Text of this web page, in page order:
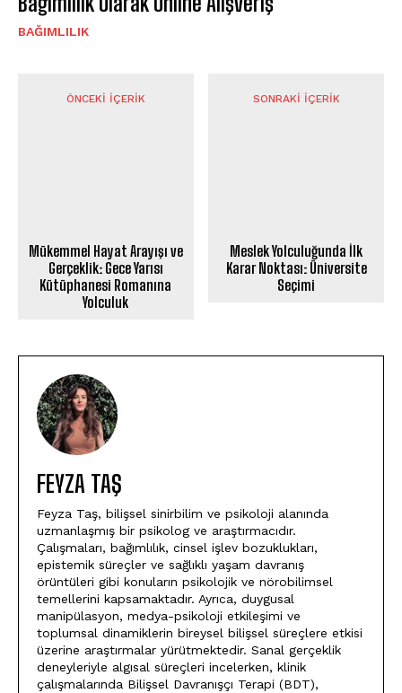
BAĞIMLILIK
ÖNCEKI İÇERIK
Mükemmel Hayat Arayışı ve
Gerçeklik: Gece Yarısı
Kütüphanesi Romanına
Yolculuk
SONRAKI İÇERIK
Meslek Yolculuğunda İlk
Karar Noktası: Üniversite
Seçimi
FEYZA TAŞ
Feyza Taş, bilişsel sinirbilim ve psikoloji alanında
uzmanlaşmış bir psikolog ve araştırmacıdır.
Çalışmaları, bağımlılık, cinsel işlev bozuklukları,
epistemik süreçler ve sağlıklı yaşam davranış
örüntüleri gibi konuların psikolojik ve nörobilimsel
temellerini kapsamaktadır. Ayrıca, duygusal
manipülasyon, medya-psikoloji etkileşimi ve
toplumsal dinamiklerin bireysel bilişsel süreçlere etkisi
üzerine araştırmalar yürütmektedir. Sanal gerçeklik
deneyleriyle algısal süreçleri incelerken, klinik
çalışmalarında Bilişsel Davranışçı Terapi (BDT),